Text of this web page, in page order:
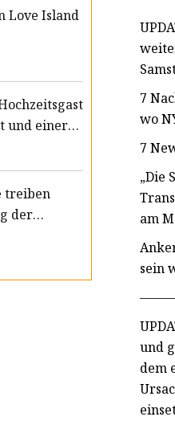
Love Island
und einer
treiben
der
7
wo
7
„Die
am
sein
und
dem